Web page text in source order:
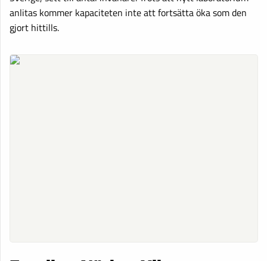
anlitas kommer kapaciteten inte att fortsätta öka som den
gjort hittills.